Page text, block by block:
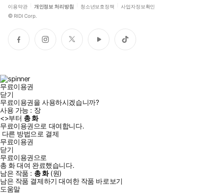
이용약관 개인정보 처리방침 청소년보호정책 사업자정보확인
© RIDI Corp.
페
이
인
스
트
위
유
튜
틱
톡
무료이용권
닫기
무료이용권을 사용하시겠습니까?
사용 가능 : 장
<>부터 총화
무료이용권으로 대여합니다.
다른 방법으로 결제
무료이용권
닫기
무료이용권으로
총 화대여 완료했습니다.
남은 작품 : 총화(원)
남은 작품 결제하기 대여한 작품 바로보기
도움말